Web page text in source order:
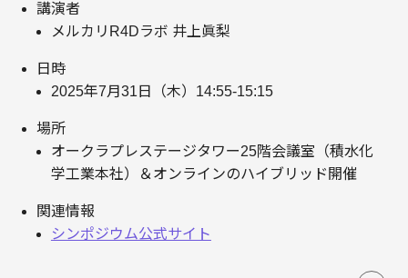
講演者
メルカリR4Dラボ 井上眞梨
日時
2025年7月31日（木）14:55-15:15
場所
オークラプレステージタワー25階会議室（積水化
学工業本社）＆オンラインのハイブリッド開催
関連情報
シンポジウム公式サイト